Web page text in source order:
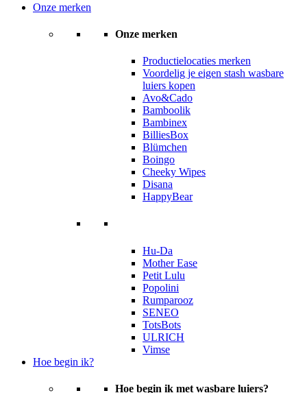
Onze merken
Onze merken
Productielocaties merken
Voordelig je eigen stash wasbare
luiers kopen
Avo&Cado
Bamboolik
Bambinex
BilliesBox
Blümchen
Boingo
Cheeky Wipes
Disana
HappyBear
Hu-Da
Mother Ease
Petit Lulu
Popolini
Rumparooz
SENEO
TotsBots
ULRICH
Vimse
Hoe begin ik?
Hoe begin ik met wasbare luiers?